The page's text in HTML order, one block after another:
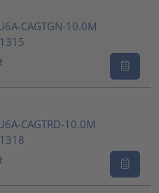
CAGTGN-10.0M
CAGTRD-10.0M